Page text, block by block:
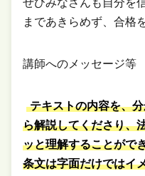
ぜひみなさんも自分を
まであきらめず、合格
講師へのメッセージ等
テキストの内容を、
ら解説してくださり、
ッと理解することがで
条文は字面だけではイ